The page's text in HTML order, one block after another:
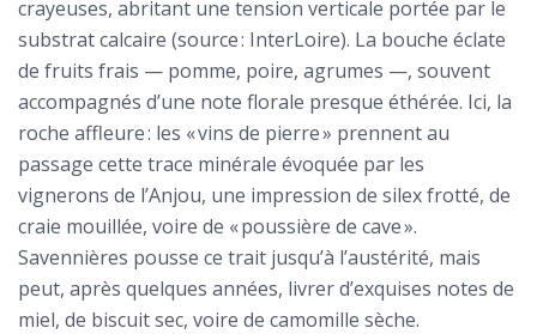
crayeuses, abritant une tension verticale portée par le
substrat calcaire (source : InterLoire). La bouche éclate
de fruits frais — pomme, poire, agrumes —, souvent
accompagnés d’une note florale presque éthérée. Ici, la
roche affleure : les « vins de pierre » prennent au
passage cette trace minérale évoquée par les
vignerons de l’Anjou, une impression de silex frotté, de
craie mouillée, voire de « poussière de cave ».
Savennières pousse ce trait jusqu’à l’austérité, mais
peut, après quelques années, livrer d’exquises notes de
miel, de biscuit sec, voire de camomille sèche.